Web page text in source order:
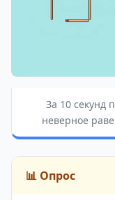
За 10 секунд
неверное
📊 Опрос